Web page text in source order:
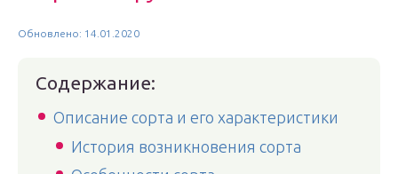
Обновлено: 14.01.2020
Содержание:
Описание сорта и его характеристики
История возникновения сорта